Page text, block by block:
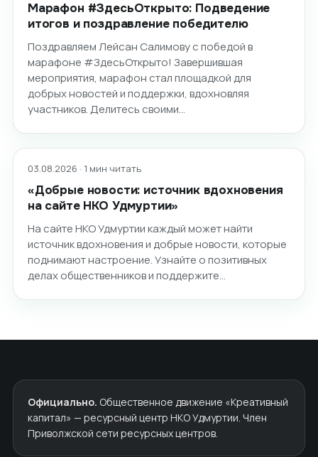
Марафон #ЗдесьОткрыто: Подведение
итогов и поздравление победителю
Поздравляем Лейсан Салимову с победой в
марафоне #ЗдесьОткрыто! Завершившая
мероприятия, марафон стал площадкой для
добрых новостей и поддержки, вдохновляя
участников. Делитесь своими…
03.08.2026 · 1 мин читать
«Добрые новости: источник вдохновения
на сайте НКО Удмуртии»
На сайте НКО Удмуртии каждый может найти
источник вдохновения и добрые новости, которые
поднимают настроение. Узнайте о позитивных
делах общественников и поддержите…
Официально. Общественное движение «Креативный
капитал» — ресурсный центр НКО Удмуртии. Член
Приволжской сети ресурсных центров.